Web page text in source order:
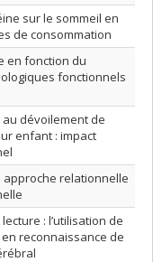
sur le sommeil en
de consommation
en fonction du
fonctionnels
dévoilement de
enfant : impact
approche relationnelle
: l’utilisation de
reconnaissance de